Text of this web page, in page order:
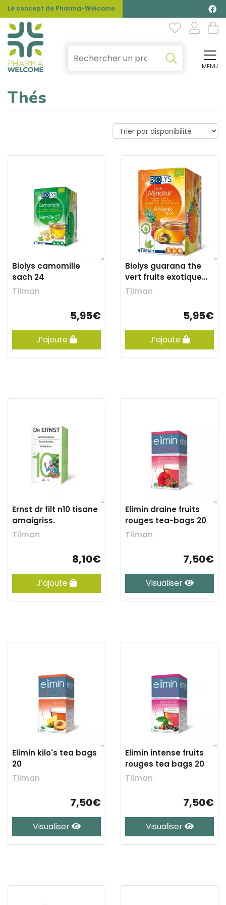
Le concept de Pharma-Welcome
MENU
Thés
Biolys camomille
sach 24
Tilman
5,95€
J’ajoute
Biolys guarana the
vert fruits exotique
sach 24
Tilman
5,95€
J’ajoute
Ernst dr filt n10 tisane
amaigriss.
Tilman
8,10€
J’ajoute
Elimin draine fruits
rouges tea-bags 20
Tilman
7,50€
Visualiser
Elimin kilo's tea bags
20
Tilman
7,50€
Visualiser
Elimin intense fruits
rouges tea bags 20
Tilman
7,50€
Visualiser